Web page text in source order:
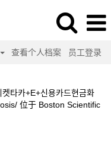
查看个人档案 员工登录
타카+E+신용카드현금화
位于 Boston Scientific（